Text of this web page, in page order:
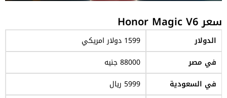
سعر Honor Magic V6
الدولار
1599 دولار امريكي
في مصر
88000 جنيه
في السعودية
5999 ريال